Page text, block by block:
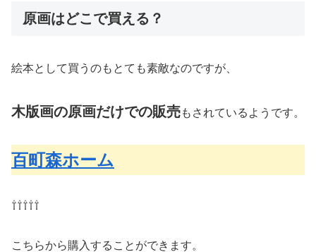
原画はどこで買える？
絵本として買うのもとても素敵なのですが、
木版画の原画だけでの販売もされているようです。
百町森ホーム
⇧⇧⇧⇧⇧
こちらから購入することができます。